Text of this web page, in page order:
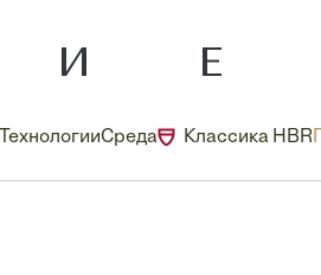
ТехнологииСреда Классика HBR